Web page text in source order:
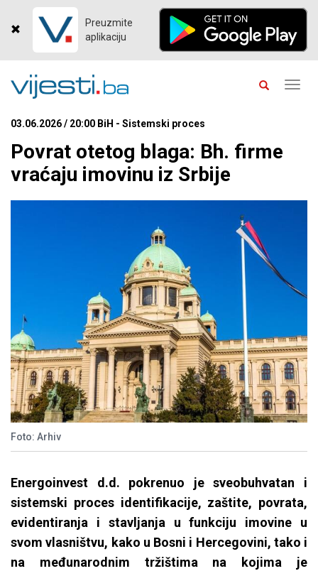
Preuzmite
aplikaciju
03.06.2026 / 20:00 BiH - Sistemski proces
Povrat otetog blaga: Bh. firme
vraćaju imovinu iz Srbije
Foto: Arhiv
Energoinvest d.d. pokrenuo je sveobuhvatan i
sistemski proces identifikacije, zaštite, povrata,
evidentiranja i stavljanja u funkciju imovine u
svom vlasništvu, kako u Bosni i Hercegovini, tako i
na međunarodnim tržištima na kojima je